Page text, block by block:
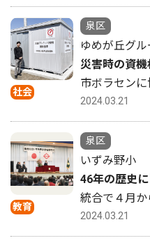
社会
泉区
ゆめが丘グル
災害時の資
市ボラセンに
2024.03.21
教育
泉区
いずみ野小
46年の歴史
統合で４月か
2024.03.21